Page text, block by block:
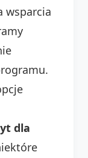
wsparcia
dla